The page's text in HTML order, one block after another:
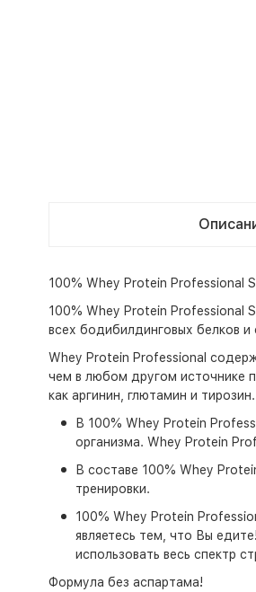
100% Whey Protein Professional
100% Whey Protein Professional
всех бодибилдинговых белков
Whey Protein Professional
чем в любом другом источнике
как аргинин, глютамин и тирозин.
В 100% Whey Protein
организма. Whey Protein
В составе 100% Whey
тренировки.
100% Whey Protein
являетесь тем, что Вы
использовать весь спектр
Формула без аспартама!